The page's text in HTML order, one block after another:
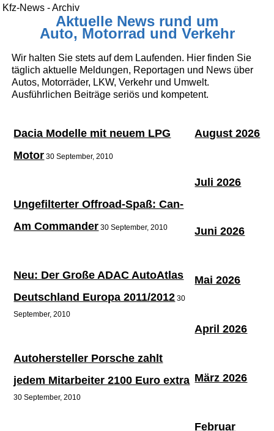
Kfz-News - Archiv
Aktuelle News rund um
Auto, Motorrad und Verkehr
Wir halten Sie stets auf dem Laufenden. Hier finden Sie
täglich aktuelle Meldungen, Reportagen und News über
Autos, Motorräder, LKW, Verkehr und Umwelt.
Ausführlichen Beiträge seriös und kompetent.
Dacia Modelle mit neuem LPG
Motor 30 September, 2010
Ungefilterter Offroad-Spaß: Can-
Am Commander 30 September, 2010
Neu: Der Große ADAC AutoAtlas
Deutschland Europa 2011/2012 30
September, 2010
Autohersteller Porsche zahlt
jedem Mitarbeiter 2100 Euro extra
30 September, 2010
August 2026
Juli 2026
Juni 2026
Mai 2026
April 2026
März 2026
Februar